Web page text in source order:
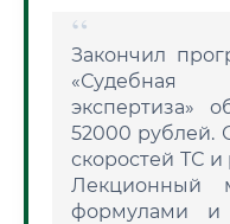
Закончил
«Судебная
экспертиза»
52000 рублей.
скоростей ТС
Лекционный
формулами и